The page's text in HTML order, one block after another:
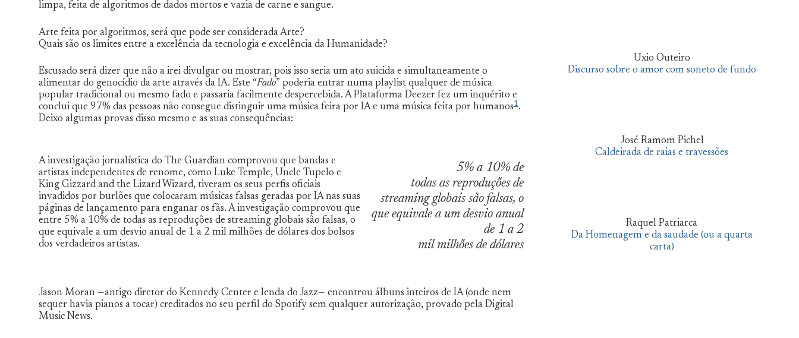
limpa, feita de algoritmos de dados mortos e vazia de carne e sangue.
Arte feita por algoritmos, será que pode ser considerada Arte?
Quais são os limites entre a excelência da tecnologia e excelência da Humanidade?
Escusado será dizer que não a irei divulgar ou mostrar, pois isso seria um ato suicida e simultaneamente o
alimentar do genocídio da arte através da IA. Este “Fado” poderia entrar numa playlist qualquer de música
popular tradicional ou mesmo fado e passaria facilmente despercebida. A Plataforma Deezer fez um inquérito e
conclui que 97% das pessoas não consegue distinguir uma música feira por IA e uma música feita por humanos1.
Deixo algumas provas disso mesmo e as suas consequências:
A investigação jornalística do The Guardian comprovou que bandas e
artistas independentes de renome, como Luke Temple, Uncle Tupelo e
King Gizzard and the Lizard Wizard, tiveram os seus perfis oficiais
invadidos por burlões que colocaram músicas falsas geradas por IA nas suas
páginas de lançamento para enganar os fãs. A investigação comprovou que
entre 5% a 10% de todas as reproduções de streaming globais são falsas, o
que equivale a um desvio anual de 1 a 2 mil milhões de dólares dos bolsos
dos verdadeiros artistas.
5% a 10% de
todas as reproduções de
streaming globais são falsas, o
que equivale a um desvio anual
de 1 a 2
mil milhões de dólares
Jason Moran —antigo diretor do Kennedy Center e lenda do Jazz— encontrou álbuns inteiros de IA (onde nem
sequer havia pianos a tocar) creditados no seu perfil do Spotify sem qualquer autorização, provado pela Digital
Music News.
Uxio Outeiro
Discurso sobre o amor com soneto de fundo
José Ramom Pichel
Caldeirada de raias e travessões
Raquel Patriarca
Da Homenagem e da saudade (ou a quarta
carta)